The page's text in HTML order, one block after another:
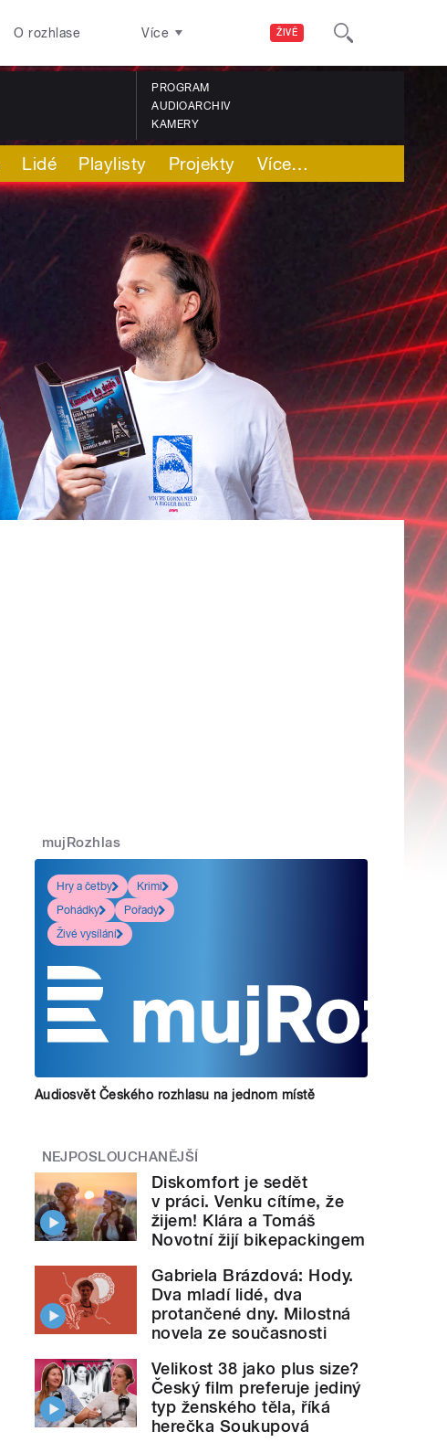
ŽIVĚ
O rozhlase Více
PROGRAM
AUDIOARCHIV
KAMERY
Lidé Playlisty Projekty Více…
mujRozhlas
Hry a četby
Krimi
Pohádky
Pořady
Živé vysílání
Audiosvět Českého rozhlasu na jednom místě
NEJPOSLOUCHANĚJŠÍ
Diskomfort je sedět
v práci. Venku cítíme, že
žijem! Klára a Tomáš
Novotní žijí bikepackingem
Gabriela Brázdová: Hody.
Dva mladí lidé, dva
protančené dny. Milostná
novela ze současnosti
Velikost 38 jako plus size?
Český film preferuje jediný
typ ženského těla, říká
herečka Soukupová